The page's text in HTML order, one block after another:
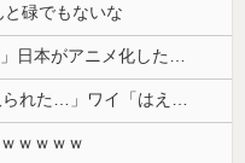
と碌でもないな
ｗｗｗｗ